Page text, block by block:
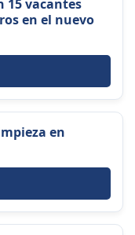
15 vacantes
en el nuevo
en